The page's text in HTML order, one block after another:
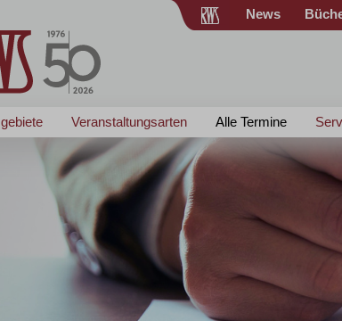
News
Veranstaltungsarten Alle Termine